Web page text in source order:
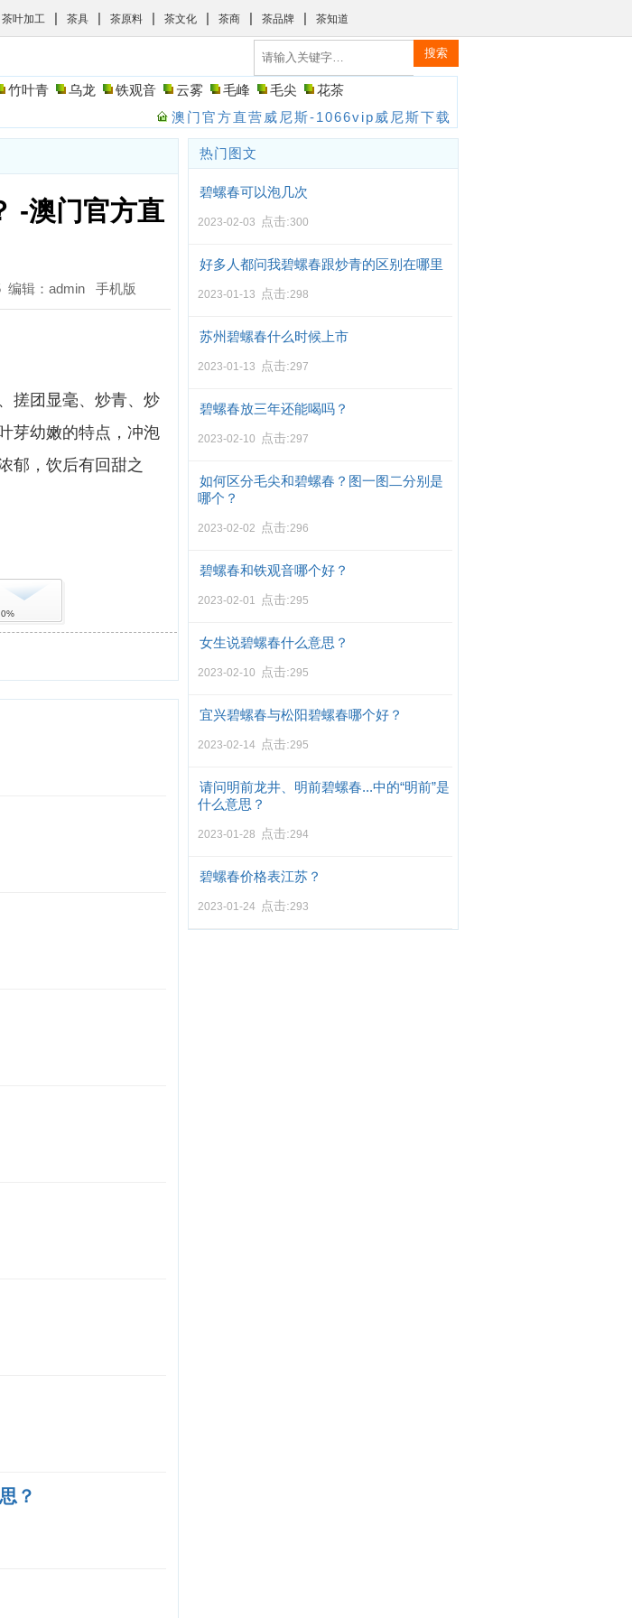
茶叶加工 | 茶具 | 茶原料 | 茶文化 | 茶商 | 茶品牌 | 茶知道
搜索
竹叶青 乌龙 铁观音 云雾 毛峰 毛尖
花茶
澳门官方直营威尼斯-1066vip威尼斯下载
-澳门官方直
编辑：admin 手机版
搓团显毫、炒青、炒
芽幼嫩的特点，冲泡
郁，饮后有回甜之
0%
？
热门图文
碧螺春可以泡几次
2023-02-03 点击:300
好多人都问我碧螺春跟炒青的区别在哪里
2023-01-13 点击:298
苏州碧螺春什么时候上市
2023-01-13 点击:297
碧螺春放三年还能喝吗？
2023-02-10 点击:297
如何区分毛尖和碧螺春？图一图二分别是
哪个？
2023-02-02 点击:296
碧螺春和铁观音哪个好？
2023-02-01 点击:295
女生说碧螺春什么意思？
2023-02-10 点击:295
宜兴碧螺春与松阳碧螺春哪个好？
2023-02-14 点击:295
请问明前龙井、明前碧螺春...中的“明前”是
什么意思？
2023-01-28 点击:294
碧螺春价格表江苏？
2023-01-24 点击:293